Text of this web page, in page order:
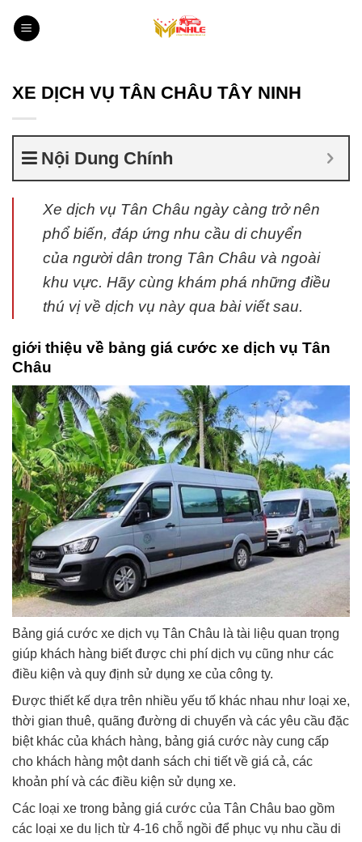
qua
XE DỊCH VỤ TÂN CHÂU TÂY NINH
Nội Dung Chính
Xe dịch vụ Tân Châu ngày càng trở nên
phổ biến, đáp ứng nhu cầu di chuyển
của người dân trong Tân Châu và ngoài
khu vực. Hãy cùng khám phá những điều
thú vị về dịch vụ này qua bài viết sau.
giới thiệu về bảng giá cước xe dịch vụ Tân
Châu
Bảng giá cước xe dịch vụ Tân Châu là tài liệu quan trọng
giúp khách hàng biết được chi phí dịch vụ cũng như các
điều kiện và quy định sử dụng xe của công ty.
Được thiết kế dựa trên nhiều yếu tố khác nhau như loại xe,
thời gian thuê, quãng đường di chuyển và các yêu cầu đặc
biệt khác của khách hàng, bảng giá cước này cung cấp
cho khách hàng một danh sách chi tiết về giá cả, các
khoản phí và các điều kiện sử dụng xe.
Các loại xe trong bảng giá cước của Tân Châu bao gồm
các loại xe du lịch từ 4-16 chỗ ngồi để phục vụ nhu cầu di